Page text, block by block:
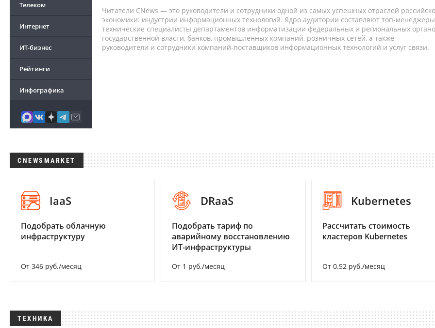
Телеком
Интернет
ИТ-бизнес
Рейтинги
Инфографика
Читатели CNews — это руководители и сотрудники одной из самых успешных отраслей
экономики: индустрии информационных технологий. Ядро аудитории составляют топ-
технические специалисты департаментов информатизации федеральных и региональных
государственной власти, банков, промышленных компаний, розничных сетей, а также
руководители и сотрудники компаний-поставщиков информационных технологий и услуг связи.
CNEWSMARKET
IaaS
Подобрать облачную
инфраструктуру
От 346 руб./месяц
DRaaS
Подобрать тариф по
аварийному восстановлению
ИТ-инфраструктуры
От 1 руб./месяц
Kubernetes
Рассчитать стоимость
кластеров Kubernetes
От 0.52 руб./месяц
ТЕХНИКА